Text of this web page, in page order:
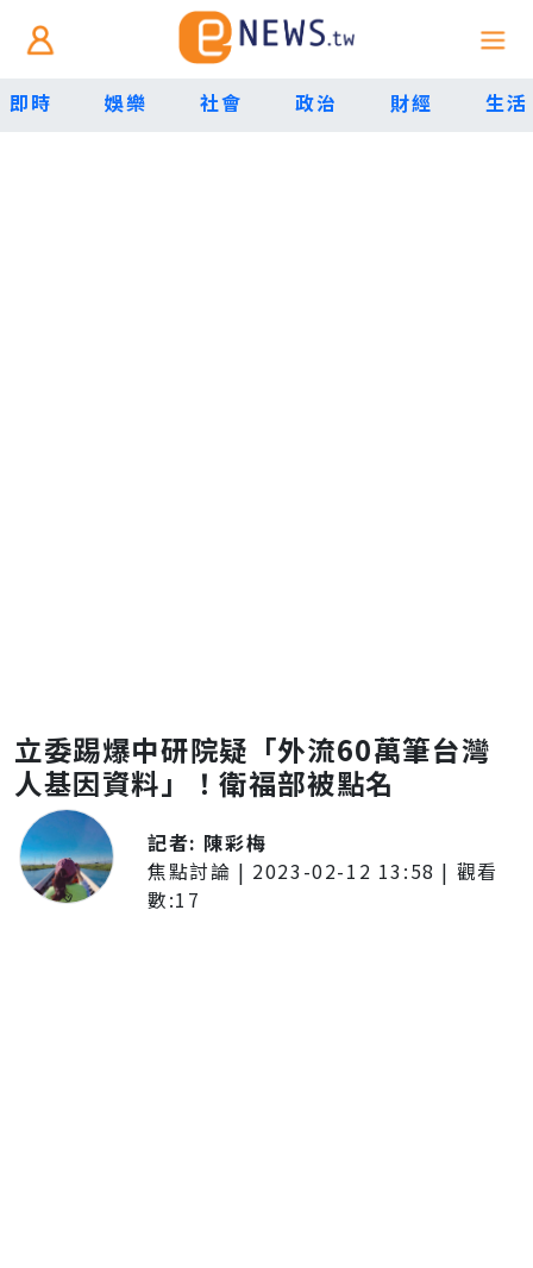
即時 娛樂 社會 政治 財經 生活
立委踢爆中研院疑「外流60萬筆台灣
人基因資料」！衛福部被點名
記者: 陳彩梅
焦點討論 | 2023-02-12 13:58 | 觀看
數:17